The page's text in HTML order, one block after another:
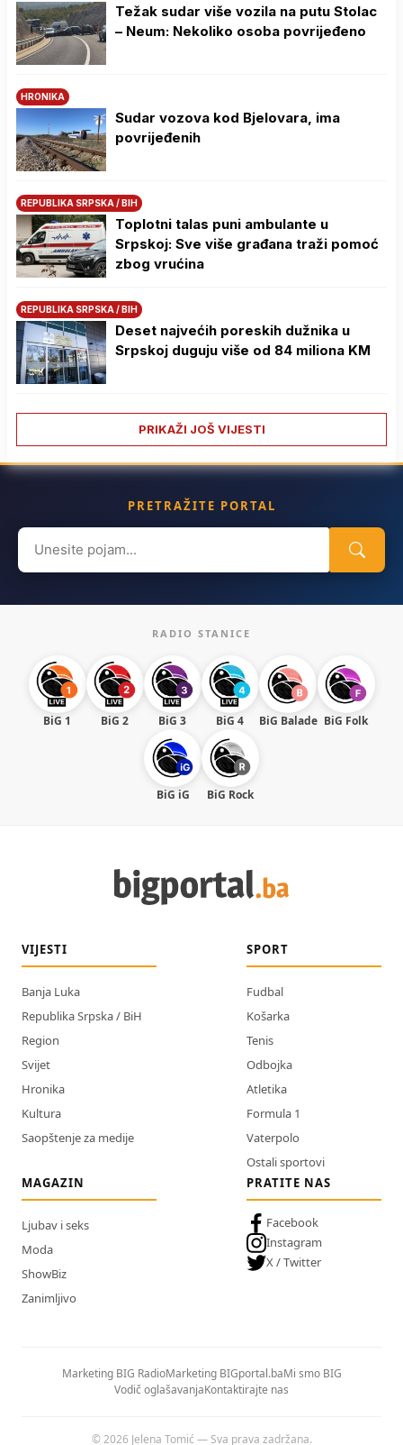
Težak sudar više vozila na putu Stolac
– Neum: Nekoliko osoba povrijeđeno
HRONIKA
Sudar vozova kod Bjelovara, ima
povrijeđenih
REPUBLIKA SRPSKA / BIH
Toplotni talas puni ambulante u
Srpskoj: Sve više građana traži pomoć
zbog vrućina
REPUBLIKA SRPSKA / BIH
Deset najvećih poreskih dužnika u
Srpskoj duguju više od 84 miliona KM
PRIKAŽI JOŠ VIJESTI
PRETRAŽITE PORTAL
Search
for:
RADIO STANICE
BiG 1 BiG 2 BiG 3 BiG 4 BiG Balade BiG Folk
BiG iG BiG Rock
VIJESTI
Banja Luka
Republika Srpska / BiH
Region
Svijet
Hronika
Kultura
Saopštenje za medije
SPORT
Fudbal
Košarka
Tenis
Odbojka
Atletika
Formula 1
Vaterpolo
Ostali sportovi
MAGAZIN
Ljubav i seks
Moda
ShowBiz
Zanimljivo
PRATITE NAS
Facebook
Instagram
X / Twitter
Marketing BIG RadioMarketing BIGportal.baMi smo BIG
Vodič oglašavanjaKontaktirajte nas
© 2026 Jelena Tomić — Sva prava zadržana.